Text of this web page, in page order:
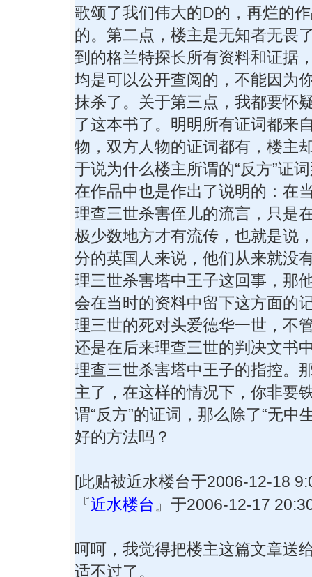
歌颂了我们伟大的D的，再烂的
的。第二点，楼主是无知者无畏
到的格兰特探长所有资料和证据
均是可以公开查阅的，不能因为
抹杀了。关于第三点，我都要怀
了这本书了。明明所有证词都来
物，双方人物的证词都有，楼主
于说为什么楼主所谓的“反方”证
在作品中也是作出了说明的：在
理查三世杀害侄儿的流言，只是
极少数地方才有流传，也就是说
分的英国人来说，他们从来就没
理三世杀害塔中王子这回事，那
会在当时的资料中留下这方面的
理三世的死对头爱德华一世，不
还是在后来理查三世的判决文书
理查三世杀害塔中王子的指控。
主了，在这样的情况下，你非要
谓“反方”的证词，那么除了“无中
好的方法吗？
[此贴被近水楼台于2006-12-18
『近水楼台 』于2006-12-17
呵呵，我觉得把楼主这篇文章送
适不过了。